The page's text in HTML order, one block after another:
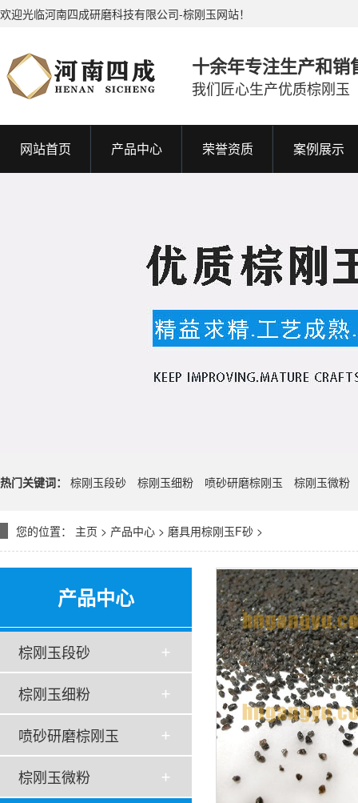
欢迎光临河南四成研磨科技有限公司-棕刚玉网站！
十余年专注生产和销
我们匠心生产优质棕刚玉
网站首页 产品中心 荣誉资质 案例展示
热门关键词： 棕刚玉段砂 棕刚玉细粉 喷砂研磨棕刚玉 棕刚玉微粉
您的位置： 主页 > 产品中心 > 磨具用棕刚玉F砂 >
产品中心
棕刚玉段砂
棕刚玉细粉
喷砂研磨棕刚玉
棕刚玉微粉